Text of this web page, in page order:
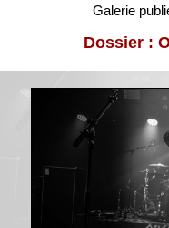
Galerie
Dossier :